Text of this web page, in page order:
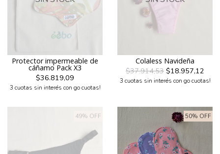
Protector impermeable de
cáñamo Pack X3
$36.819,09
3 cuotas sin interés con go cuotas!
Colaless Navideña
$37.914,53 $18.957,12
3 cuotas sin interés con go cuotas!
49% OFF 50% OFF